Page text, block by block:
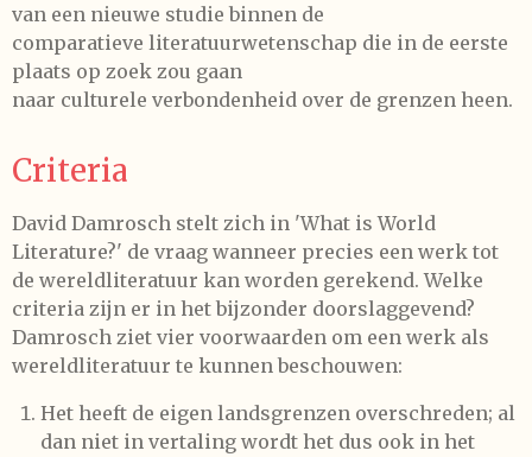
van een nieuwe studie binnen de
comparatieve literatuurwetenschap die in de eerste
plaats op zoek zou gaan
naar culturele verbondenheid over de grenzen heen.
Criteria
David Damrosch stelt zich in 'What is World
Literature?' de vraag wanneer precies een werk tot
de wereldliteratuur kan worden gerekend. Welke
criteria zijn er in het bijzonder doorslaggevend?
Damrosch ziet vier voorwaarden om een werk als
wereldliteratuur te kunnen beschouwen:
Het heeft de eigen landsgrenzen overschreden; al
dan niet in vertaling wordt het dus ook in het